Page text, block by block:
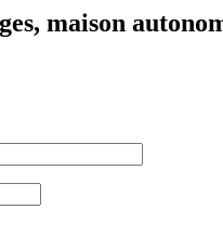
maison